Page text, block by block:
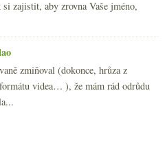
zajistit, aby zrovna Vaše jméno,
zmiňoval (dokonce, hrůza z
videa… ), že mám rád odrůdu